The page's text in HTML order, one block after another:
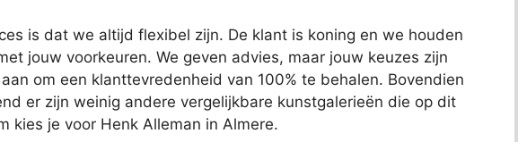
is dat we altijd flexibel zijn. De klant is koning en we houden
jouw voorkeuren. We geven advies, maar jouw keuzes zijn
om een klanttevredenheid van 100% te behalen. Bovendien
er zijn weinig andere vergelijkbare kunstgalerieën die op dit
kies je voor Henk Alleman in Almere.